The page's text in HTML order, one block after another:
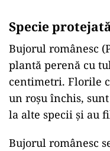
Specie
Bujorul românesc
plantă perenă cu
centimetri. Florile
un roșu închis,
la alte specii și au
Bujorul românesc